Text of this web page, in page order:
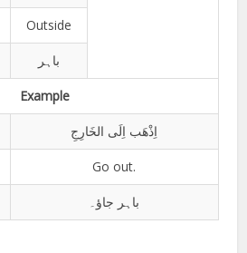
Outside
باہر
Example
اِذْھَب اِلَی الخَارِجِ
Go out.
باہر جاؤ۔